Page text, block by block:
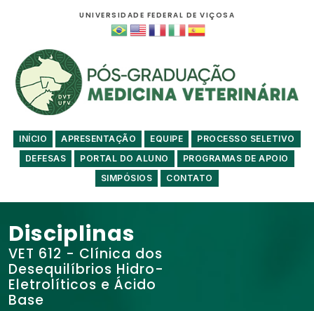
UNIVERSIDADE FEDERAL DE VIÇOSA
INÍCIO APRESENTAÇÃO EQUIPE
PROCESSO SELETIVO
DEFESAS
PORTAL DO ALUNO
PROGRAMAS DE APOIO
SIMPÓSIOS
CONTATO
Disciplinas
VET 612 - Clínica dos
Desequilíbrios Hidro-
Eletrolíticos e Ácido
Base